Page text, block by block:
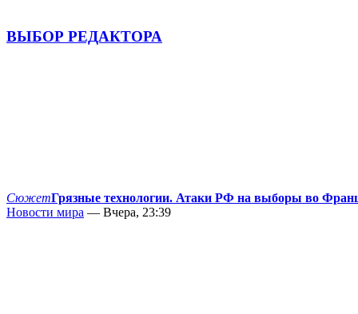
ВЫБОР РЕДАКТОРА
СюжетГрязные технологии. Атаки РФ на выборы во
Новости мира — Вчера, 23:39